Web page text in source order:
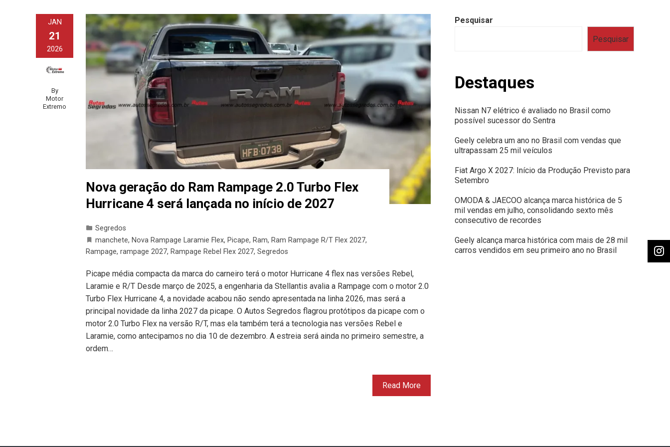
JAN
21
2026
By
Motor
Extremo
Nova geração do Ram Rampage 2.0 Turbo Flex
Hurricane 4 será lançada no início de 2027
Segredos
manchete, Nova Rampage Laramie Flex, Picape, Ram, Ram Rampage R/T Flex 2027,
Rampage, rampage 2027, Rampage Rebel Flex 2027, Segredos
Picape média compacta da marca do carneiro terá o motor Hurricane 4 flex nas versões Rebel,
Laramie e R/T Desde março de 2025, a engenharia da Stellantis avalia a Rampage com o motor 2.0
Turbo Flex Hurricane 4, a novidade acabou não sendo apresentada na linha 2026, mas será a
principal novidade da linha 2027 da picape. O Autos Segredos flagrou protótipos da picape com o
motor 2.0 Turbo Flex na versão R/T, mas ela também terá a tecnologia nas versões Rebel e
Laramie, como antecipamos no dia 10 de dezembro. A estreia será ainda no primeiro semestre, a
ordem…
Read More
Pesquisar
Pesquisar
Destaques
Nissan N7 elétrico é avaliado no Brasil como
possível sucessor do Sentra
Geely celebra um ano no Brasil com vendas que
ultrapassam 25 mil veículos
Fiat Argo X 2027: Início da Produção Previsto para
Setembro
OMODA & JAECOO alcança marca histórica de 5
mil vendas em julho, consolidando sexto mês
consecutivo de recordes
Geely alcança marca histórica com mais de 28 mil
carros vendidos em seu primeiro ano no Brasil